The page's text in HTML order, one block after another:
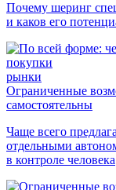
Почему шеринг
и каков его
рынки
Ограниченные
самостоятельны
Чаще всего
отдельными
в контроле человека